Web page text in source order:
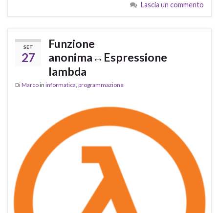
Lascia un commento
SET
27
Funzione
anonima↔Espressione
lambda
DiMarcoin informatica, programmazione